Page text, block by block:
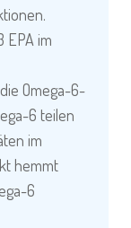
EPA im
Omega-6-
6 teilen
im
hemmt
6